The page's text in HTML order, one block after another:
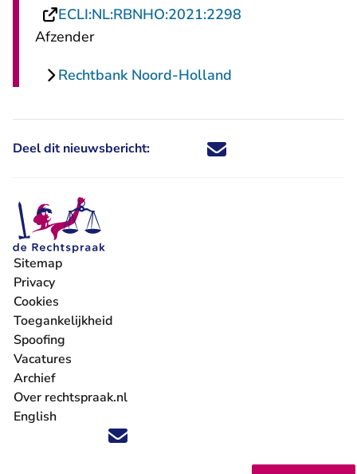
ECLI:NL:RBNHO:2021:2298
Afzender
Rechtbank Noord-Holland
Deel dit nieuwsbericht: Deel dit nieuwsbericht via X -
Deel dit nieuwsbericht via
Deel dit nieuwsbericht
Deel dit
Volg ons op X (Twitter) - U verlaat Rechtspraak.nl
Volg ons op Facebook - U verlaat Rechtspraak.nl
Volg ons op Instagram - U verlaat Rechtspraak.nl
Volg ons op Youtube - U verlaat Rechtspraak.nl
Volg ons op LinkedIn - U verlaat
'Blijf op de hoogte' nieuwsbrief - U verlaat
Sitemap
Privacy
Cookies
Toegankelijkheid
Spoofing
Vacatures
- U verlaat Rechtspraak.nl
Archief
Over rechtspraak.nl
English